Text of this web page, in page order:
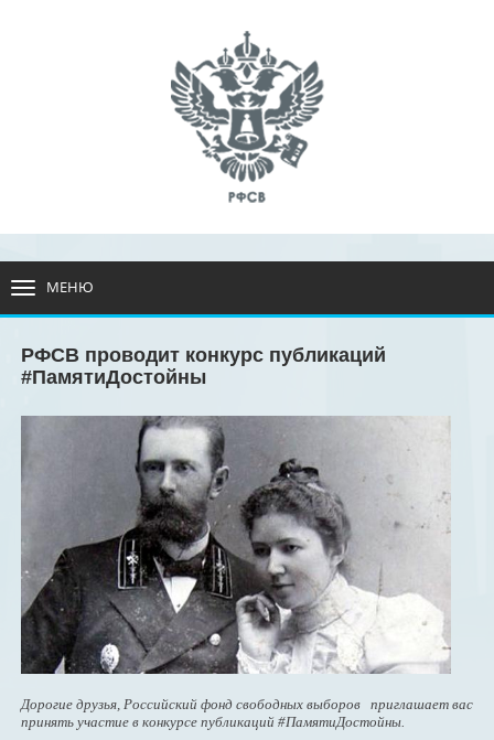
МЕНЮ
РФСВ проводит конкурс публикаций
#ПамятиДостойны
Дорогие друзья, Российский фонд свободных выборов приглашает вас
принять участие в конкурсе публикаций #ПамятиДостойны.